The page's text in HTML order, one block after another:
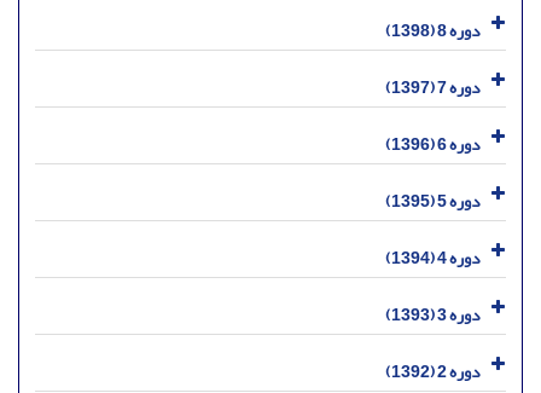
دوره 8 (1398)
دوره 7 (1397)
دوره 6 (1396)
دوره 5 (1395)
دوره 4 (1394)
دوره 3 (1393)
دوره 2 (1392)